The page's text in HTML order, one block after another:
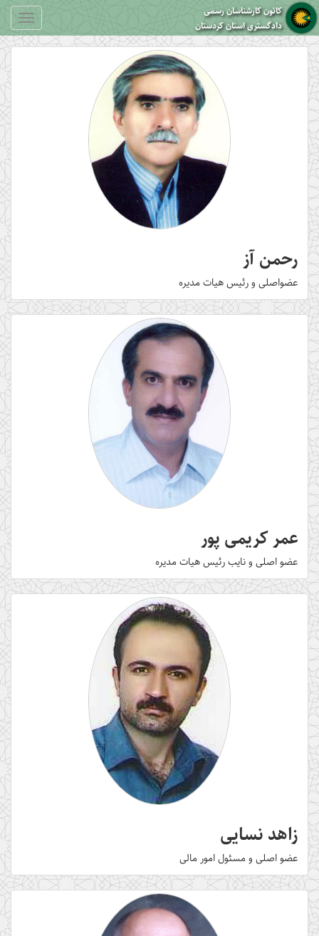
کانون کارشناسان رسمی
دادگستری استان کردستان
رحمن آز
عضواصلی و رئیس هیات مدیره
عمر کریمی پور
عضو اصلی و نایب رئیس هیات مدیره
زاهد نسایی
عضو اصلی و مسئول امور مالی